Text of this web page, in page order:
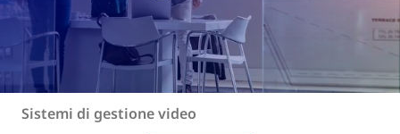
Sistemi di gestione video